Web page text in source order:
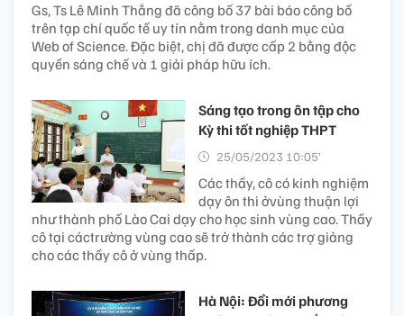
Gs, Ts Lê Minh Thắng đã công bố 37 bài báo công bố
trên tạp chí quốc tế uy tín nằm trong danh mục của
Web of Science. Đặc biệt, chị đã được cấp 2 bằng độc
quyền sáng chế và 1 giải pháp hữu ích.
Sáng tạo trong ôn tập cho
Kỳ thi tốt nghiệp THPT
25/05/2023 10:05’
Các thầy, cô có kinh nghiệm
dạy ôn thi ởvùng thuận lợi
như thành phố Lào Cai dạy cho học sinh vùng cao. Thầy
cô tại cáctrường vùng cao sẽ trở thành các trợ giảng
cho các thầy cô ở vùng thấp.
Hà Nội: Đổi mới phương